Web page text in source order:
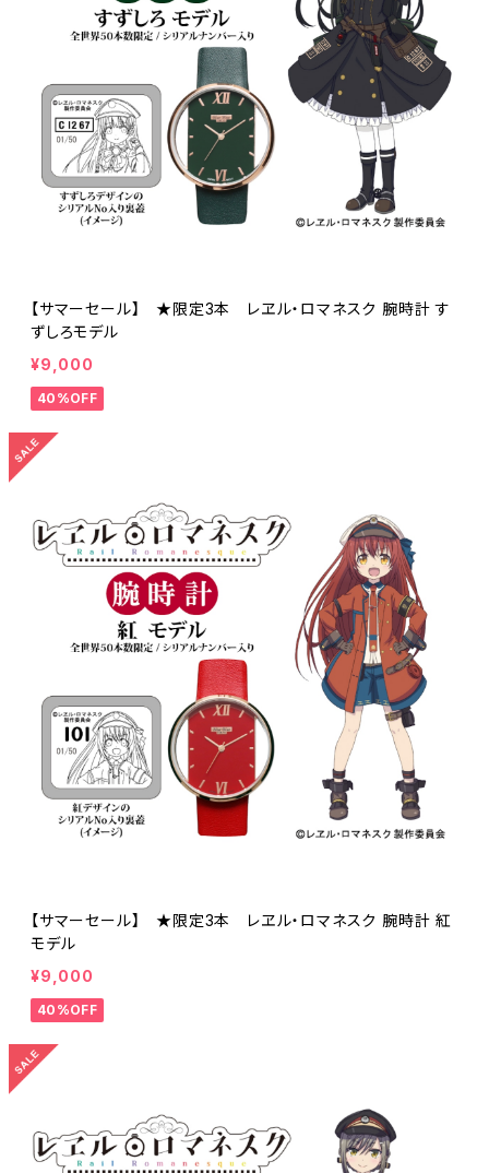
【サマーセール】 ★限定3本 レヱル・ロマネスク 腕時計 す
ずしろモデル
¥9,000
40%OFF
【サマーセール】 ★限定3本 レヱル・ロマネスク 腕時計 紅
モデル
¥9,000
40%OFF